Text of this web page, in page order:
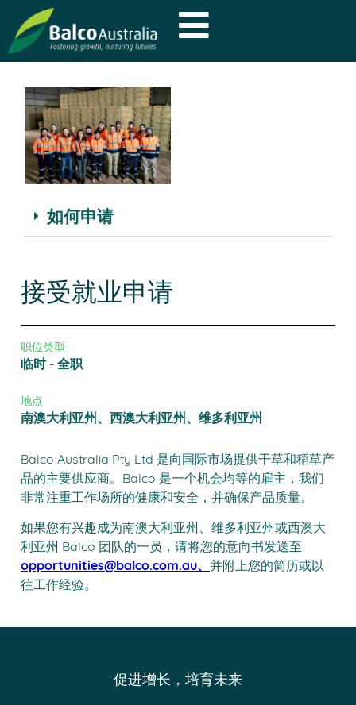
如何申请
接受就业申请
职位类型
临时 - 全职
地点
南澳大利亚州、西澳大利亚州、维多利亚州
Balco Australia Pty Ltd 是向国际市场提供干草和稻草产
品的主要供应商。Balco 是一个机会均等的雇主，我们
非常注重工作场所的健康和安全，并确保产品质量。
如果您有兴趣成为南澳大利亚州、维多利亚州或西澳大
利亚州 Balco 团队的一员，请将您的意向书发送至
opportunities@balco.com.au、 并附上您的简历或以
往工作经验。
促进增长，培育未来